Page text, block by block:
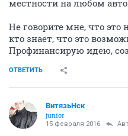
местности на любом
Не говорите мне, что
кто знает, что это
Профинансирую идею,
ОТВЕТИТЬ
ВитязьНск
junior
15 февраля 2016